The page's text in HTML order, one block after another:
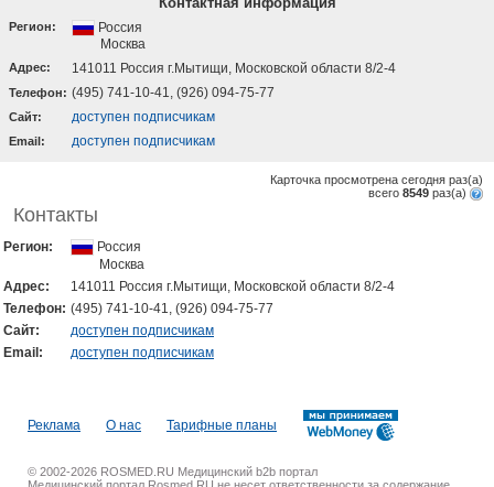
Регион:
Россия
Москва
Адрес: 141011 Россия г.Мытищи, Московской области 8/2-4
Телефон: (495) 741-10-41, (926) 094-75-77
Cайт: доступен подписчикам
Email: доступен подписчикам
Карточка просмотрена сегодня раз(a)
всего 8549 раз(a)
Контакты
Регион:
Россия
Москва
Адрес:
141011 Россия г.Мытищи, Московской области 8/2-4
Телефон: (495) 741-10-41, (926) 094-75-77
Cайт:
доступен подписчикам
Email:
доступен подписчикам
Реклама О нас Тарифные планы
© 2002-2026 ROSMED.RU Медицинский b2b портал